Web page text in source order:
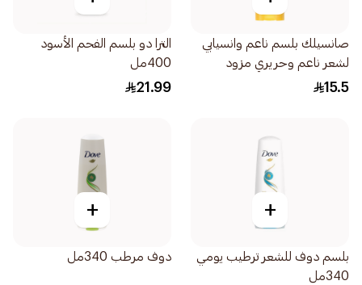
صانسيلك بلسم ناعم وانسيابي
لشعر ناعم وحريري مزود
ببروتين الحرير مزود بزيت الأرغان
15.5
الترا دو بلسم الفحم الأسود
400مل
21.99
+
بلسم دوف للشعر ترطيب يومي
340مل
+
دوف مرطب 340مل